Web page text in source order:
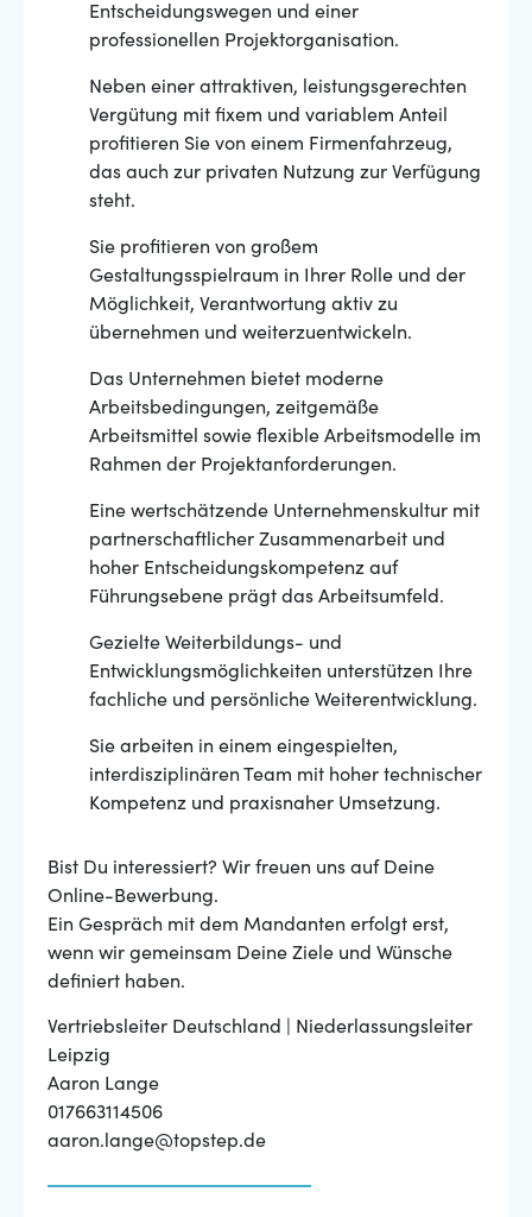
Entscheidungswegen und einer
professionellen Projektorganisation.
Neben einer attraktiven, leistungsgerechten
Vergütung mit fixem und variablem Anteil
profitieren Sie von einem Firmenfahrzeug,
das auch zur privaten Nutzung zur Verfügung
steht.
Sie profitieren von großem
Gestaltungsspielraum in Ihrer Rolle und der
Möglichkeit, Verantwortung aktiv zu
übernehmen und weiterzuentwickeln.
Das Unternehmen bietet moderne
Arbeitsbedingungen, zeitgemäße
Arbeitsmittel sowie flexible Arbeitsmodelle im
Rahmen der Projektanforderungen.
Eine wertschätzende Unternehmenskultur mit
partnerschaftlicher Zusammenarbeit und
hoher Entscheidungskompetenz auf
Führungsebene prägt das Arbeitsumfeld.
Gezielte Weiterbildungs- und
Entwicklungsmöglichkeiten unterstützen Ihre
fachliche und persönliche Weiterentwicklung.
Sie arbeiten in einem eingespielten,
interdisziplinären Team mit hoher technischer
Kompetenz und praxisnaher Umsetzung.
Bist Du interessiert? Wir freuen uns auf Deine
Online-Bewerbung.
Ein Gespräch mit dem Mandanten erfolgt erst,
wenn wir gemeinsam Deine Ziele und Wünsche
definiert haben.
Vertriebsleiter Deutschland | Niederlassungsleiter
Leipzig
Aaron Lange
017663114506
aaron.lange@topstep.de